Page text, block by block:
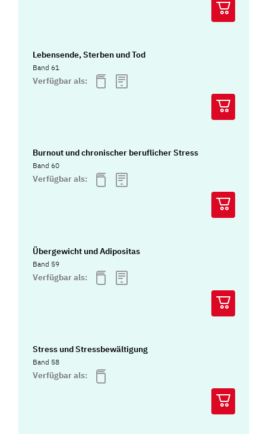
Lebensende, Sterben und Tod
Band 61
Verfügbar als:
Burnout und chronischer beruflicher Stress
Band 60
Verfügbar als:
Übergewicht und Adipositas
Band 59
Verfügbar als:
Stress und Stressbewältigung
Band 58
Verfügbar als: